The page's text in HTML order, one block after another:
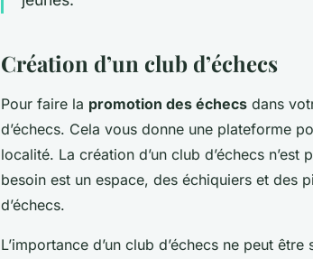
Création d’un club d’échecs
Pour faire la promotion des échecs dans
d’échecs. Cela vous donne une plateforme
localité. La création d’un club d’échecs
besoin est un espace, des échiquiers et des
d’échecs.
L’importance d’un club d’échecs ne peut